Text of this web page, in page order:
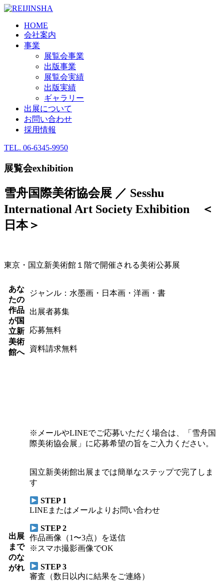
HOME
会社案内
事業
展覧会事業
出版事業
展覧会実績
出版実績
ギャラリー
出展について
お問い合わせ
採用情報
TEL. 06-6345-9950
展覧会exhibition
雪舟国際美術協会展 ／ Sesshu
International Art Society Exhibition ＜
日本＞
東京・国立新美術館１階で開催される美術公募展
あな
たの
作品
が国
立新
美術
館へ
ジャンル：水墨画・日本画・洋画・書
出展者募集
応募無料
資料請求無料
※メールやLINEでご応募いただく場合は、「雪舟国
際美術協会展」に応募希望の旨をご入力ください。
出展
まで
のな
がれ
国立新美術館出展までは簡単なステップで完了しま
す
STEP 1
LINEまたはメールよりお問い合わせ
STEP 2
作品画像（1〜3点）を送信
※スマホ撮影画像でOK
STEP 3
審査（数日以内に結果をご連絡）